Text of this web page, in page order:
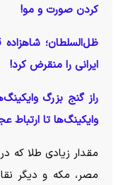
کردن صورت و مو!
ظل‌السلطان؛
ایرانی را منقرض کرد!
راز گنج بزرگ
وایکینگ‌ها تا ارتباط
مقدار زیادی طلا که
مصر، مکه و دیگر